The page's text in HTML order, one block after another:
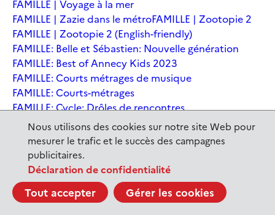
Nous utilisons des cookies sur notre site Web pour
mesurer le trafic et le succès des campagnes
publicitaires.
Déclaration de confidentialité
Tout accepter Gérer les cookies
FAMILLE | Voyage à la mer
FAMILLE | Zazie dans le métroFAMILLE | Zootopie 2
FAMILLE | Zootopie 2 (English-friendly)
FAMILLE: Belle et Sébastien: Nouvelle génération
FAMILLE: Best of Annecy Kids 2023
FAMILLE: Courts métrages de musique
FAMILLE: Courts-métrages
FAMILLE: Cycle: Drôles de rencontres
FAMILLE: En sortant de l'école - Andrée Chedid
FAMILLE: Ernest et Célestine: Le voyage en Charabie
FAMILLE: Festival International du court métrage
Clermont-Ferrand
FAMILLE: Kina et Yuk, renards de la banquise
FAMILLE: La Pat' Patrouille : La Super Patrouille, le film